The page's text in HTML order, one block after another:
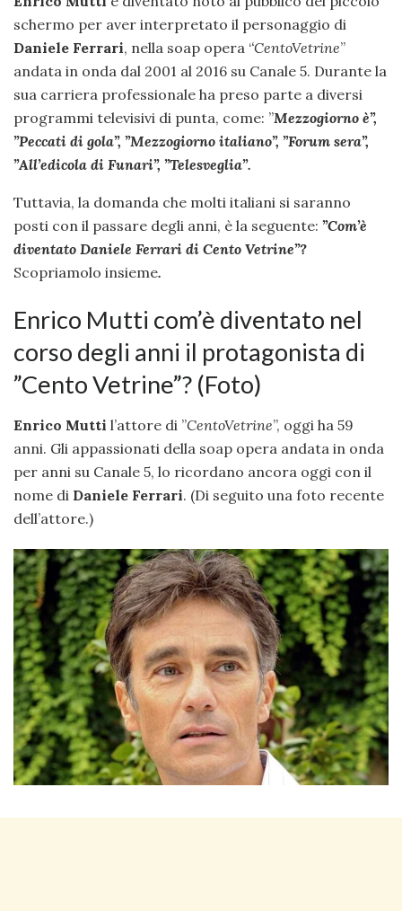
schermo per aver interpretato il personaggio di
Daniele Ferrari, nella soap opera ‘‘CentoVetrine”
andata in onda dal 2001 al 2016 su Canale 5. Durante la
sua carriera professionale ha preso parte a diversi
programmi televisivi di punta, come: ”Mezzogiorno è”,
”Peccati di gola”, ”Mezzogiorno italiano”, ”Forum sera”,
”All’edicola di Funari”, ”Telesveglia”.
Tuttavia, la domanda che molti italiani si saranno
posti con il passare degli anni, è la seguente: ”Com’è
diventato Daniele Ferrari di Cento Vetrine”?
Scopriamolo insieme.
Enrico Mutti com’è diventato nel
corso degli anni il protagonista di
”Cento Vetrine”? (Foto)
Enrico Mutti l’attore di ”CentoVetrine”, oggi ha 59
anni. Gli appassionati della soap opera andata in onda
per anni su Canale 5, lo ricordano ancora oggi con il
nome di Daniele Ferrari. (Di seguito una foto recente
dell’attore.)